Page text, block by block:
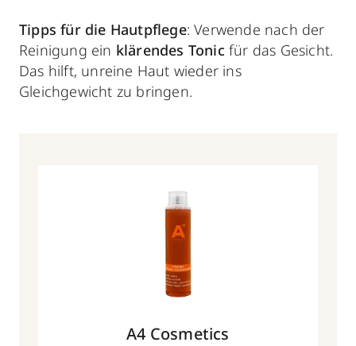
Tipps für die Hautpflege: Verwende nach der
Reinigung ein klärendes Tonic für das Gesicht.
Das hilft, unreine Haut wieder ins
Gleichgewicht zu bringen.
A4 Cosmetics